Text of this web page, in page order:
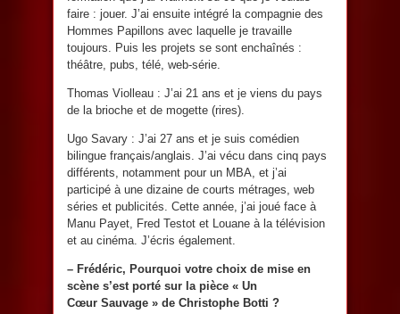
faire : jouer. J’ai ensuite intégré la compagnie des
Hommes Papillons avec laquelle je travaille
toujours. Puis les projets se sont enchaînés :
théâtre, pubs, télé, web-série.
Thomas Violleau : J’ai 21 ans et je viens du pays
de la brioche et de mogette (rires).
Ugo Savary : J’ai 27 ans et je suis comédien
bilingue français/anglais. J’ai vécu dans cinq pays
différents, notamment pour un MBA, et j’ai
participé à une dizaine de courts métrages, web
séries et publicités. Cette année, j’ai joué face à
Manu Payet, Fred Testot et Louane à la télévision
et au cinéma. J’écris également.
– Frédéric, Pourquoi votre choix de mise en
scène s’est porté sur la pièce « Un
Cœur Sauvage » de Christophe Botti ?